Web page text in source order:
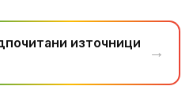
източници
→